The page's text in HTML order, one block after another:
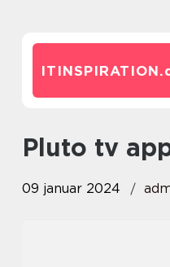
ITINSPIRATION.
pluto tv
09 januar 2024